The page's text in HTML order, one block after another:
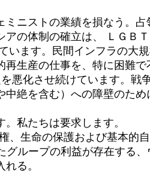
ニストの業績を損なう。
の体制の確立は、 ＬＧＢ
ます。民間インフラの大
生産の仕事を、特に困難
悪化させ続けています。
絶を含む）への障壁のた
私たちは要求します。
、生命の保護および基本的
ループの利益が存在する
る。